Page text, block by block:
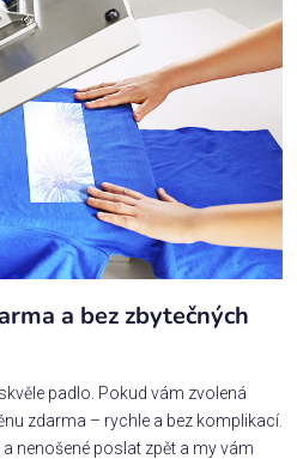
a bez zbytečných
padlo. Pokud vám zvolená
zdarma – rychle a bez komplikací.
nenošené poslat zpět a my vám